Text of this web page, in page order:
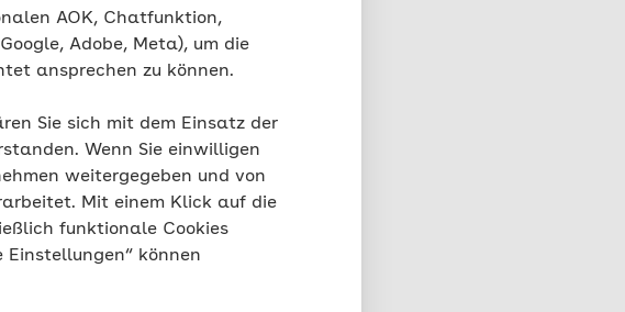
AOK, Chatfunktion,
Adobe, Meta), um die
ansprechen zu können.
Sie sich mit dem Einsatz der
Wenn Sie einwilligen
weitergegeben und von
Mit einem Klick auf die
funktionale Cookies
können
für den
so stärken Sie Ihre